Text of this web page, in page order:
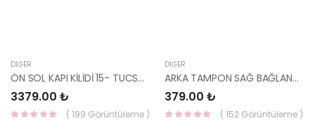
DIĞER
ÖN SOL KAPI KİLİDİ 15- TUCSON 81310-D3010-HMC
3379.00 ₺
( 199 Görüntüleme )
DIĞER
ARKA TAMPON SAĞ BAĞLANTI BRAKETİ 86634-22200-HMC
379.00 ₺
( 152 Görüntüleme )